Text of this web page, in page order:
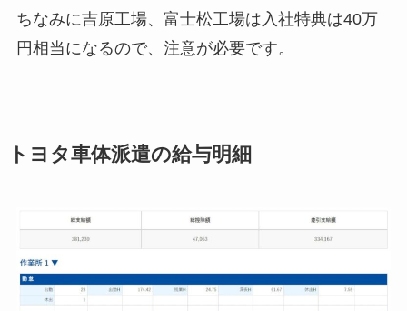
ちなみに吉原工場、富士松工場は入社特典は40万
円相当になるので、注意が必要です。
トヨタ車体派遣の給与明細